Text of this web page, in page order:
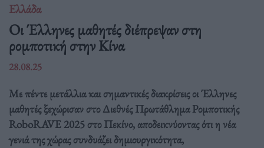
Ελλάδα
Οι Έλληνες μαθητές διέπρεψαν στη
ρομποτική στην Κίνα
28.08.25
Με πέντε μετάλλια και σημαντικές διακρίσεις οι Έλληνες
μαθητές ξεχώρισαν στο Διεθνές Πρωτάθλημα Ρομποτικής
RoboRAVE 2025 στο Πεκίνο, αποδεικνύοντας ότι η νέα
γενιά της χώρας συνδυάζει δημιουργικότητα,